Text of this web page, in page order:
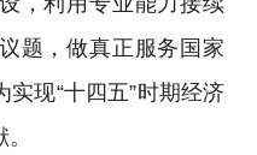
题，做真正服务国家
现“十四五”时期经济